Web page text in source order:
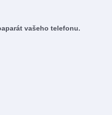
vašeho telefonu.